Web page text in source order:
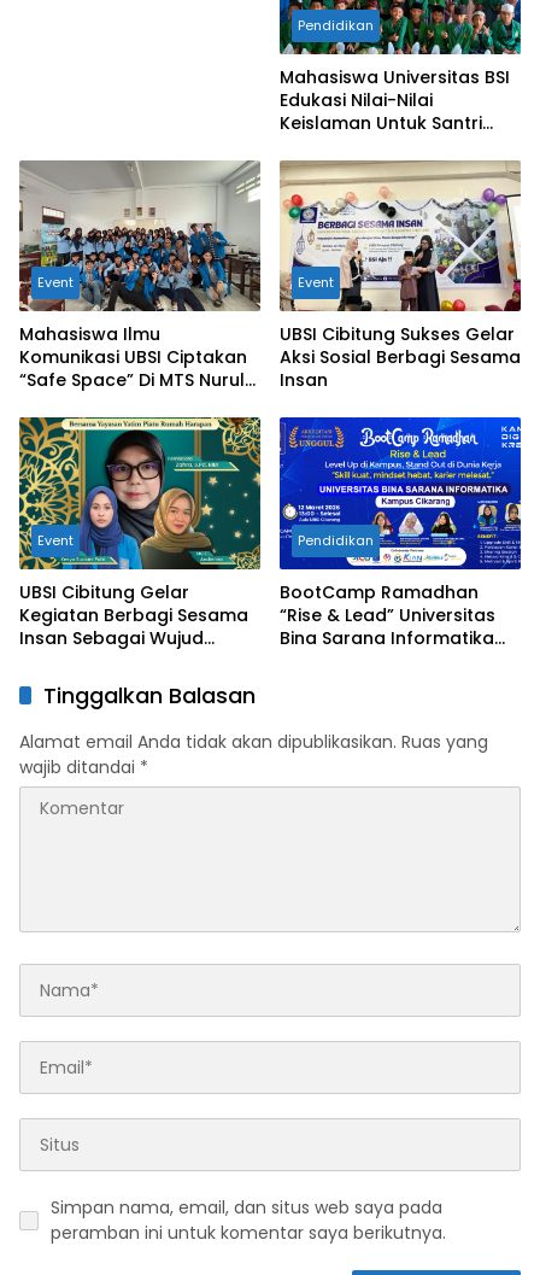
Pendidikan
Mahasiswa Universitas BSI
Edukasi Nilai-Nilai
Keislaman Untuk Santri
Selatan
Event
Mahasiswa Ilmu
Komunikasi UBSI Ciptakan
“Safe Space” Di MTS Nurul
Tanpa Luka Untuk Cegah
Perundungan
Event
UBSI Cibitung Sukses Gelar
Aksi Sosial Berbagi Sesama
Insan
Event
UBSI Cibitung Gelar
Kegiatan Berbagi Sesama
Insan Sebagai Wujud
Digital Kreatif
Pendidikan
BootCamp Ramadhan
“Rise & Lead” Universitas
Bina Sarana Informatika
Tinggalkan Balasan
Alamat email Anda tidak akan dipublikasikan. Ruas yang
wajib ditandai *
Simpan nama, email, dan situs web saya pada
peramban ini untuk komentar saya berikutnya.